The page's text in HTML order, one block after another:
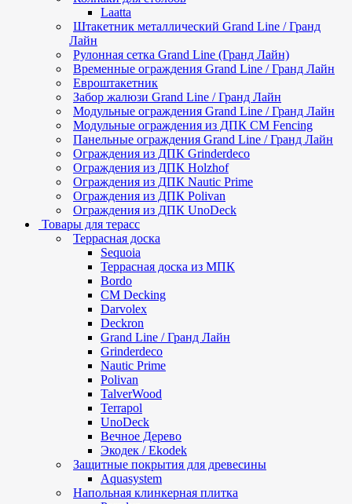
Laatta
Штакетник металлический Grand Line / Гранд
Лайн
Рулонная сетка Grand Line (Гранд Лайн)
Временные ограждения Grand Line / Гранд Лайн
Евроштакетник
Забор жалюзи Grand Line / Гранд Лайн
Модульные ограждения Grand Line / Гранд Лайн
Модульные ограждения из ДПК CM Fencing
Панельные ограждения Grand Line / Гранд Лайн
Ограждения из ДПК Grinderdeco
Ограждения из ДПК Holzhof
Ограждения из ДПК Nautic Prime
Ограждения из ДПК Polivan
Ограждения из ДПК UnoDeck
Товары для терасс
Террасная доска
Sequoia
Террасная доска из МПК
Bordo
CM Decking
Darvolex
Deckron
Grand Line / Гранд Лайн
Grinderdeco
Nautic Prime
Polivan
TalverWood
Terrapol
UnoDeck
Вечное Дерево
Экодек / Ekodek
Защитные покрытия для древесины
Aquasystem
Напольная клинкерная плитка